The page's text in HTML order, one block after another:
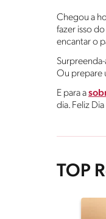
Chegou a
fazer isso
encantar o
Ou prepare
E para a
dia. Feliz
TOP